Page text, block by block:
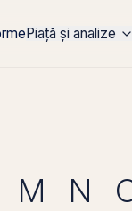
Piață și analize
M N